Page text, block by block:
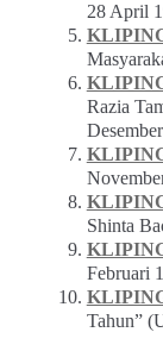
28 April
Razia
Shinta
Februari
Tahun”